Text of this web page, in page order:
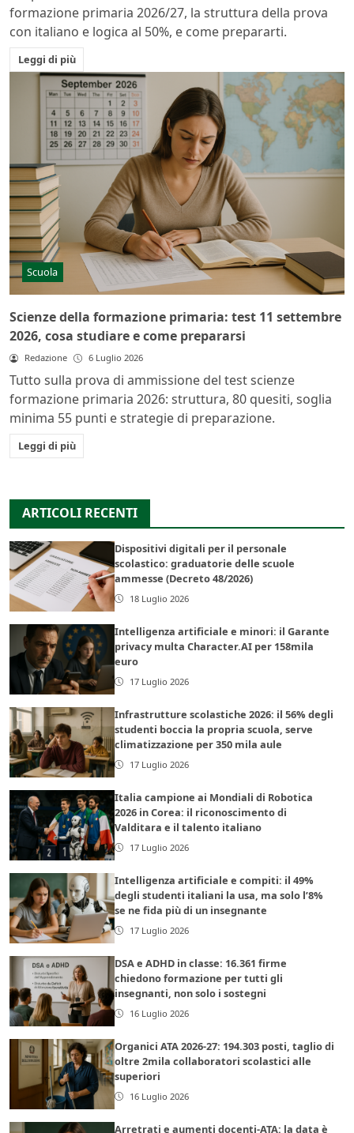
formazione primaria 2026/27, la struttura della prova
con italiano e logica al 50%, e come prepararti.
Leggi di più
Scuola
Scienze della formazione primaria: test 11 settembre
2026, cosa studiare e come prepararsi
Redazione 6 Luglio 2026
Tutto sulla prova di ammissione del test scienze
formazione primaria 2026: struttura, 80 quesiti, soglia
minima 55 punti e strategie di preparazione.
Leggi di più
ARTICOLI RECENTI
Dispositivi digitali per il personale
scolastico: graduatorie delle scuole
ammesse (Decreto 48/2026)
18 Luglio 2026
Intelligenza artificiale e minori: il Garante
privacy multa Character.AI per 158mila
euro
17 Luglio 2026
Infrastrutture scolastiche 2026: il 56% degli
studenti boccia la propria scuola, serve
climatizzazione per 350 mila aule
17 Luglio 2026
Italia campione ai Mondiali di Robotica
2026 in Corea: il riconoscimento di
Valditara e il talento italiano
17 Luglio 2026
Intelligenza artificiale e compiti: il 49%
degli studenti italiani la usa, ma solo l’8%
se ne fida più di un insegnante
17 Luglio 2026
DSA e ADHD in classe: 16.361 firme
chiedono formazione per tutti gli
insegnanti, non solo i sostegni
16 Luglio 2026
Organici ATA 2026-27: 194.303 posti, taglio di
oltre 2mila collaboratori scolastici alle
superiori
16 Luglio 2026
Arretrati e aumenti docenti-ATA: la data è